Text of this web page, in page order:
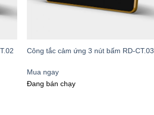
Công tắc cảm ứng 3 nút bấm RD-CT.03
Mua ngay
Đang bán chạy